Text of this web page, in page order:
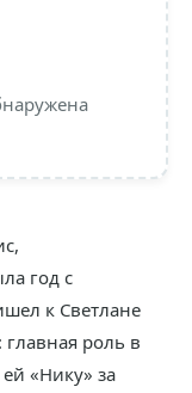
год с
к Светлане
роль в
«Нику» за